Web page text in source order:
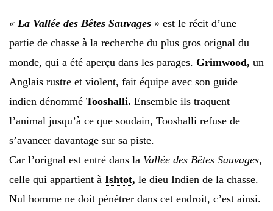
« La Vallée des Bêtes Sauvages » est le récit d’une
partie de chasse à la recherche du plus gros orignal du
monde, qui a été aperçu dans les parages. Grimwood, un
Anglais rustre et violent, fait équipe avec son guide
indien dénommé Tooshalli. Ensemble ils traquent
l’animal jusqu’à ce que soudain, Tooshalli refuse de
s’avancer davantage sur sa piste.
Car l’orignal est entré dans la Vallée des Bêtes Sauvages,
celle qui appartient à Ishtot, le dieu Indien de la chasse.
Nul homme ne doit pénétrer dans cet endroit, c’est ainsi.